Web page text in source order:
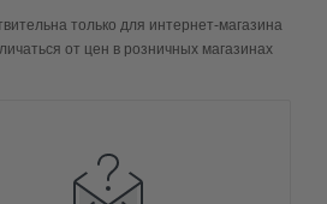
только для интернет-магазина
от цен в розничных магазинах